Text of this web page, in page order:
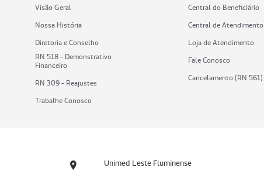
Visão Geral
Nossa História
Diretoria e Conselho
RN 518 - Demonstrativo
Financeiro
RN 309 - Reajustes
Trabalhe Conosco
Central do Beneficiário
Central de Atendimento
Loja de Atendimento
Fale Conosco
Cancelamento (RN 561)
Unimed Leste Fluminense